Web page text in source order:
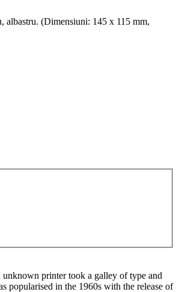
albastru. (Dimensiuni: 145 x 115 mm,
printer took a galley of type and
popularised in the 1960s with the release of